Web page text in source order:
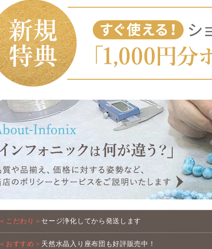
＜こだわり＞ セージ浄化してから発送します
＜おすすめ＞ 天然水晶入り座布団も好評販売中！